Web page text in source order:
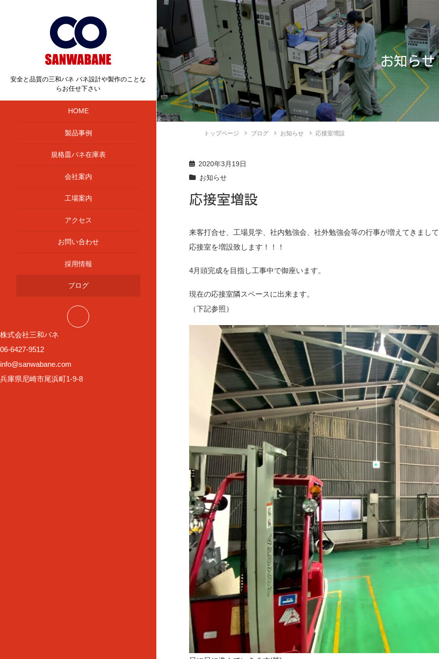
安全と品質の三和バネ バネ設計や製作のことな
らお任せ下さい
HOME
製品事例
規格皿バネ在庫表
会社案内
工場案内
アクセス
お問い合わせ
採用情報
ブログ
株式会社三和バネ
06-6427-9512
info@sanwabane.com
兵庫県尼崎市尾浜町1-9-8
お知らせ
トップページ ブログ お知らせ 応接室増設
2020年3月19日
お知らせ
応接室増設
来客打合せ、工場見学、社内勉強会、社外勉強会等の行事が増えてきまして
応接室を増設致します！！！
4月頭完成を目指し工事中で御座います。
現在の応接室隣スペースに出来ます。
（下記参照）